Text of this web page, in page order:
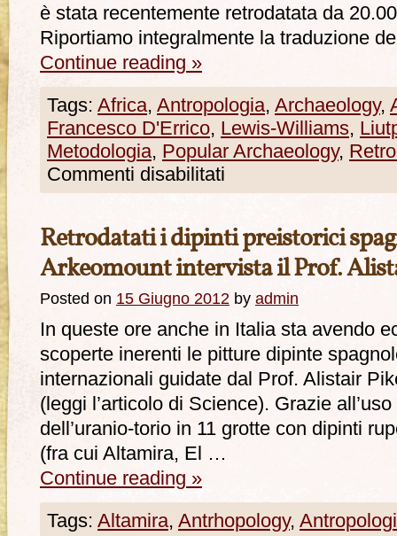
è stata recentemente retrodatata da
Riportiamo integralmente la traduzione
Continue reading »
Tags: Africa, Antropologia, Archaeology,
Francesco D'Errico, Lewis-Williams,
Metodologia, Popular Archaeology,
Commenti disabilitati
Retrodatati i dipinti preistorici
Arkeomount intervista il Prof.
Posted on 15 Giugno 2012 by admin
In queste ore anche in Italia sta avendo
scoperte inerenti le pitture dipinte
internazionali guidate dal Prof. Alistair
(leggi l’articolo di Science). Grazie
dell’uranio-torio in 11 grotte con dipinti
(fra cui Altamira, El …
Continue reading »
Tags: Altamira, Antrhopology,